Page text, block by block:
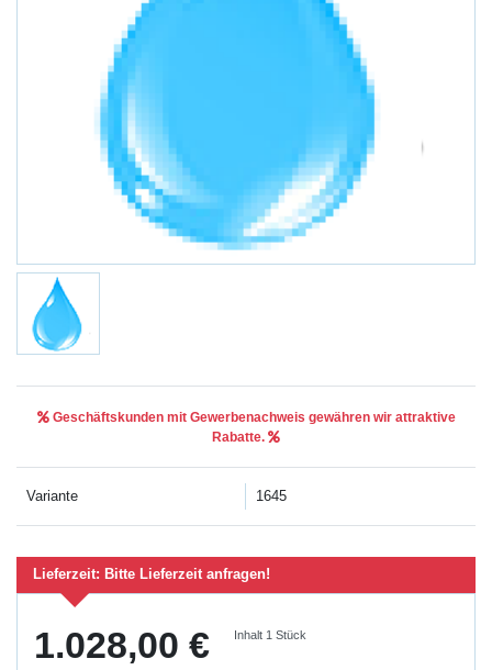
Geschäftskunden mit Gewerbenachweis gewähren wir attraktive
Rabatte.
Variante 1645
Lieferzeit: Bitte Lieferzeit anfragen!
1.028,00 € Inhalt1Stück